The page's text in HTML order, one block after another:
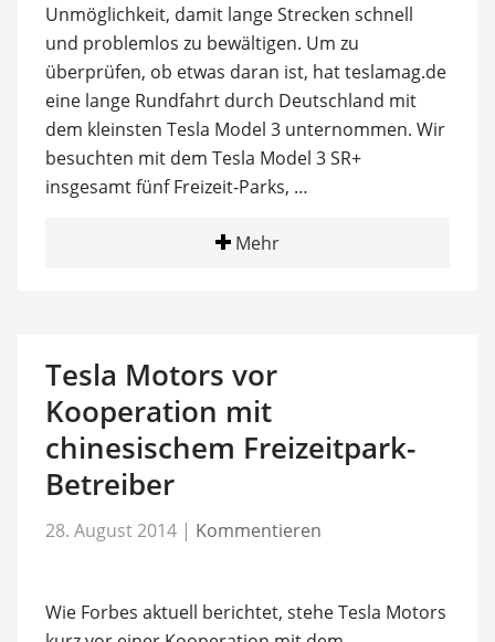
Unmöglichkeit, damit lange Strecken schnell
und problemlos zu bewältigen. Um zu
überprüfen, ob etwas daran ist, hat teslamag.de
eine lange Rundfahrt durch Deutschland mit
dem kleinsten Tesla Model 3 unternommen. Wir
besuchten mit dem Tesla Model 3 SR+
insgesamt fünf Freizeit-Parks, …
Mehr
Tesla Motors vor
Kooperation mit
chinesischem Freizeitpark-
Betreiber
28. August 2014 | Kommentieren
Wie Forbes aktuell berichtet, stehe Tesla Motors